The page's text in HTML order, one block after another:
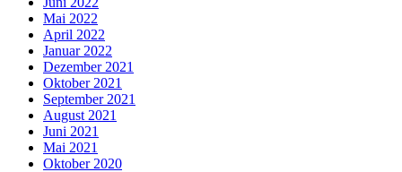
Mai 2022
April 2022
Januar 2022
Dezember 2021
Oktober 2021
September 2021
August 2021
Juni 2021
Mai 2021
Oktober 2020